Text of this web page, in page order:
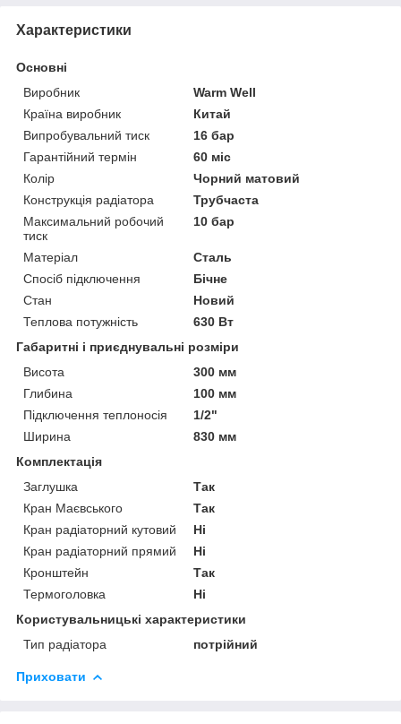
Характеристики
Основні
Виробник
Warm Well
Країна виробник
Китай
Випробувальний тиск
16 бар
Гарантійний термін
60 міс
Колір
Чорний матовий
Конструкція радіатора
Трубчаста
Максимальний робочий
тиск
10 бар
Матеріал
Сталь
Спосіб підключення
Бічне
Стан
Новий
Теплова потужність
630 Вт
Габаритні і приєднувальні розміри
Висота
300 мм
Глибина
100 мм
Підключення теплоносія
1/2"
Ширина
830 мм
Комплектація
Заглушка
Так
Кран Маєвського
Так
Кран радіаторний кутовий
Ні
Кран радіаторний прямий
Ні
Кронштейн
Так
Термоголовка
Ні
Користувальницькі характеристики
Тип радіатора
потрійний
Приховати